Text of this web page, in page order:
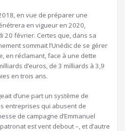
en vue de préparer une
en vigueur en 2020,
20 février. Certes que, dans sa
sommait l’Unédic de se gérer
en réclamant, face à une dette
d’euros, de 3 milliards à 3,9
en trois ans.
d’une part un système de
entreprises qui abusent de
de campagne d’Emmanuel
est vent debout –, et d’autre